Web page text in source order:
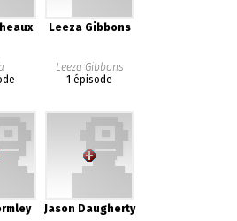
Leeza Gibbons
Leeza Gibbons
1 épisode
Jason Daugherty